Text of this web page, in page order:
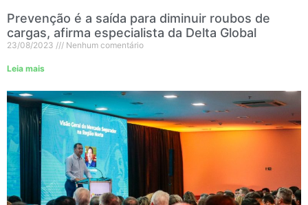
Prevenção é a saída para diminuir roubos de
cargas, afirma especialista da Delta Global
23/08/2023 Nenhum comentário
Leia mais